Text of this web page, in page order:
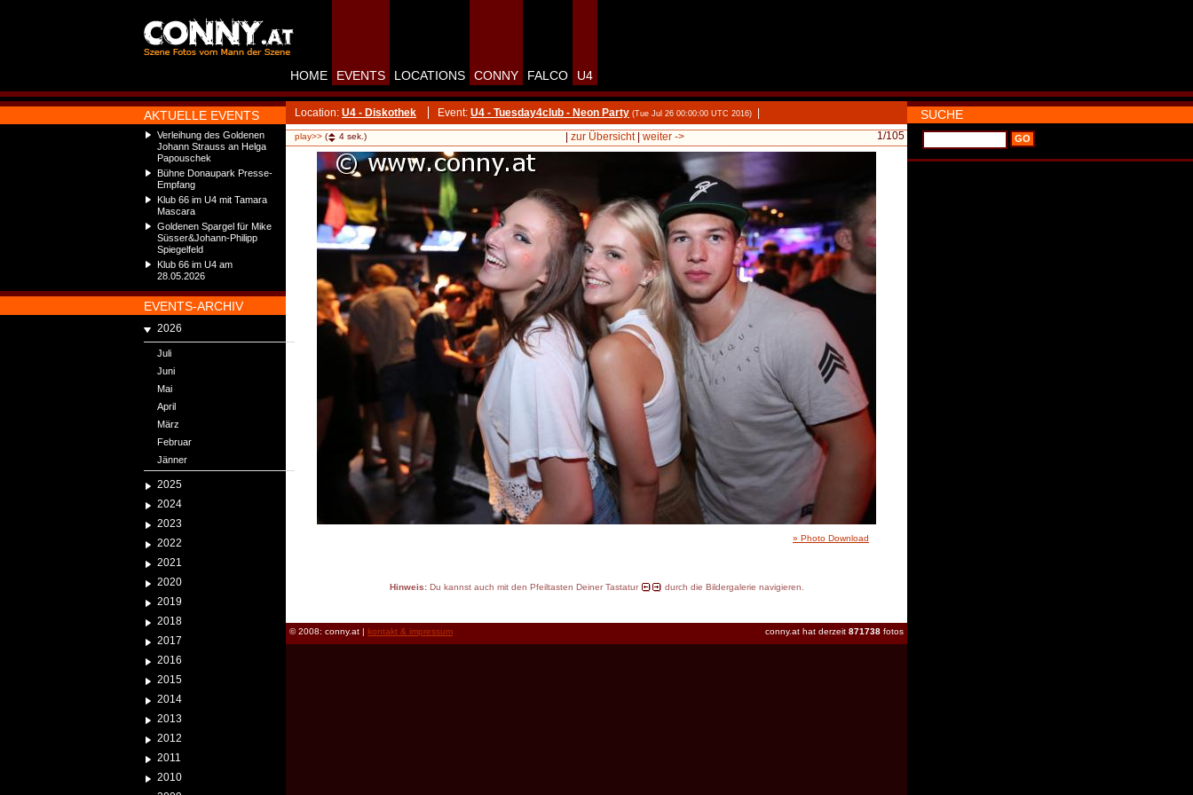
AKTUELLE EVENTS
Verleihung des Goldenen
Johann Strauss an Helga
Papouschek
Bühne Donaupark Presse-
Empfang
Klub 66 im U4 mit Tamara
Mascara
Goldenen Spargel für Mike
Süsser&Johann-Philipp
Spiegelfeld
Klub 66 im U4 am
28.05.2026
EVENTS-ARCHIV
2026
Juli
Juni
Mai
April
März
Februar
Jänner
2025
2024
2023
2022
2021
2020
2019
2018
2017
2016
2015
2014
2013
2012
2011
2010
HOME EVENTS LOCATIONS CONNY FALCO U4
Location: U4 - Diskothek Event: U4 - Tuesday4club - Neon Party (Tue Jul 26 00:00:00 UTC 2016)
play>> ( 4 sek.) 1/105
zur Übersicht| weiter ->
» Photo Download
Hinweis:Du kannst auch mit den Pfeiltasten Deiner Tastatur durch die Bildergalerie navigieren.
conny.at hat derzeit 871738 fotos
© 2008: conny.at | kontakt & impressum
SUCHE